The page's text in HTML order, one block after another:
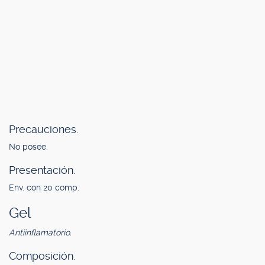
Precauciones.
No posee.
Presentación.
Env. con 20 comp.
Gel
Antiinflamatorio.
Composición.